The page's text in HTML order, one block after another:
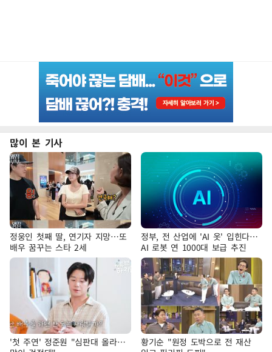
많이 본 기사
정웅인 첫째 딸, 연기자 지망…또
배우 꿈꾸는 스타 2세
정부, 전 산업에 'AI 옷' 입힌다…
AI 로봇 연 1000대 보급 추진
'첫 주연' 정준원 "심판대 올라…
황기순 "원정 도박으로 전 재산